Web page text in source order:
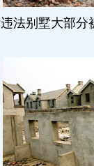
违法别墅大部分